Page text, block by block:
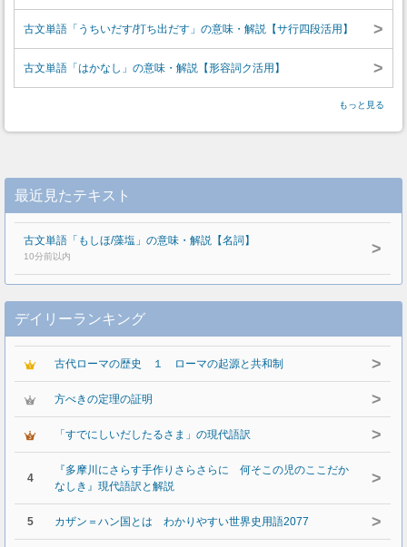
古文単語「うちいだす/打ち出だす」の意味・解説【サ行四段活用】 >
古文単語「はかなし」の意味・解説【形容詞ク活用】 >
もっと見る
最近見たテキスト
古文単語「もしほ/藻塩」の意味・解説【名詞】
10分前以内 >
デイリーランキング
古代ローマの歴史 １ ローマの起源と共和制 >
方べきの定理の証明 >
「すでにしいだしたるさま」の現代語訳 >
4
『多摩川にさらす手作りさらさらに 何そこの児のここだか
なしき』現代語訳と解説
>
5 カザン＝ハン国とは わかりやすい世界史用語2077 >